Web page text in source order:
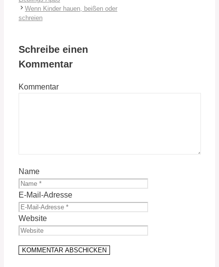
Wenn Kinder hauen, beißen oder
schreien
Schreibe einen
Kommentar
Kommentar
Name
E-Mail-Adresse
Website